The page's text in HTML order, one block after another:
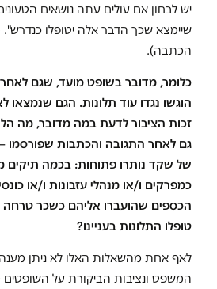
יש לבחון אם עולים עתה נושאים
שיימצא שכך הדבר אלה יטופלו
הכתבה).
כלומר, מדובר בשופט מועד, שגם לאחר
הוגשו נגדו עוד תלונות. הגם שנמצאו
זכות הציבור לדעת במה מדובר, מה
גם לאחר התגובה והכתבות שפורסמו –
של שקד נותרו פתוחות: בכמה תיקים
כמפרקים ו/או מנהלי עזבונות ו/או
הכספים שהועברו אליהם כשכר טרחה
טופלו התלונות בעניינו?
לאף אחת מהשאלות האלו לא ניתן
המשפט ונציבות הביקורת על השופטים